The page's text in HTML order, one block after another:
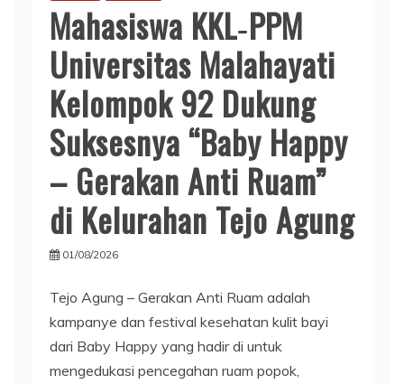
Mahasiswa KKL‑PPM
Universitas Malahayati
Kelompok 92 Dukung
Suksesnya “Baby Happy
– Gerakan Anti Ruam”
di Kelurahan Tejo Agung
01/08/2026
Tejo Agung – Gerakan Anti Ruam adalah
kampanye dan festival kesehatan kulit bayi
dari Baby Happy yang hadir di untuk
mengedukasi pencegahan ruam popok,